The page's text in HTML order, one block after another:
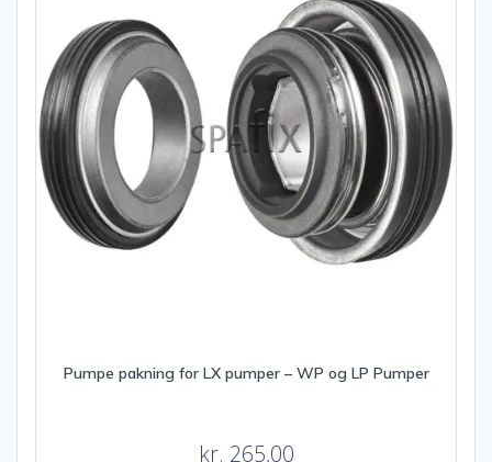
Pumpe pakning for LX pumper – WP og LP Pumper
kr. 265,00